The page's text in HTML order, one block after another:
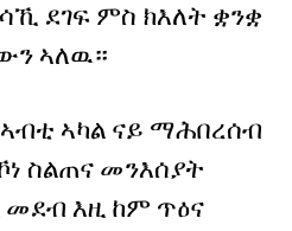
ደገፍ ምስ ክእለት ቋንቋ
ኣለዉ።
ኣካል ናይ ማሕበረሰብ
ስልጠና መንእሰያት
እዚ ከም ጥዕና